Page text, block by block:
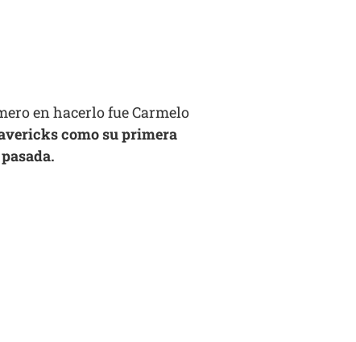
en hacerlo fue Carmelo
como su primera